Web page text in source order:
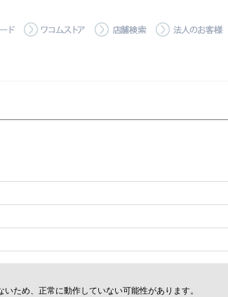
サポート・ダウンロード
ワコムストア 店舗検索
ため、正常に動作していない可能性があります。